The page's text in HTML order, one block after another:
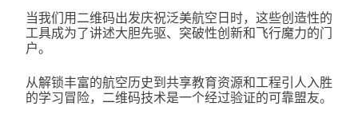
当我们用二维码出发庆祝泛美航空日时，这些创造性的
工具成为了讲述大胆先驱、突破性创新和飞行魔力的门
户。
从解锁丰富的航空历史到共享教育资源和工程引人入胜
的学习冒险，二维码技术是一个经过验证的可靠盟友。